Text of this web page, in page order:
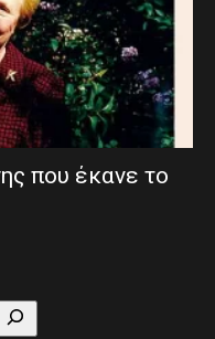
που έκανε το